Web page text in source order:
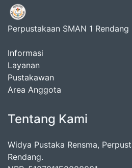
Perpustakaan SMAN 1 Rendang
Informasi
Layanan
Pustakawan
Area Anggota
Tentang Kami
Widya Pustaka Rensma,
Rendang.